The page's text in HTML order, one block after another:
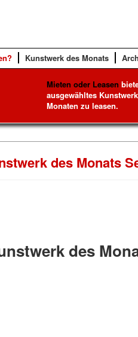
Kunstwerk des Monats
Mieten oder Leasen
ausgewähltes
Monaten zu leasen.
des Monats
des